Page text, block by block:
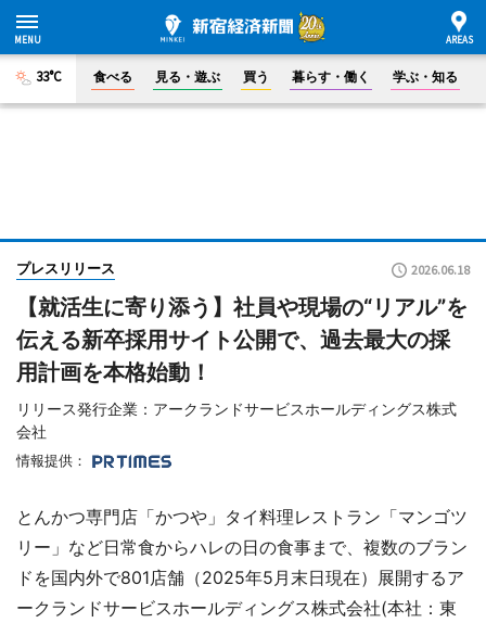
33°C 食べる 見る・遊ぶ 買う 暮らす・働く 学ぶ・知る
プレスリリース 2026.06.18
【就活生に寄り添う】社員や現場の“リアル”を
伝える新卒採用サイト公開で、過去最大の採
用計画を本格始動！
リリース発行企業：アークランドサービスホールディングス株式
会社
情報提供：
とんかつ専門店「かつや」タイ料理レストラン「マンゴツ
リー」など日常食からハレの日の食事まで、複数のブラン
ドを国内外で801店舗（2025年5月末日現在）展開するア
ークランドサービスホールディングス株式会社(本社：東